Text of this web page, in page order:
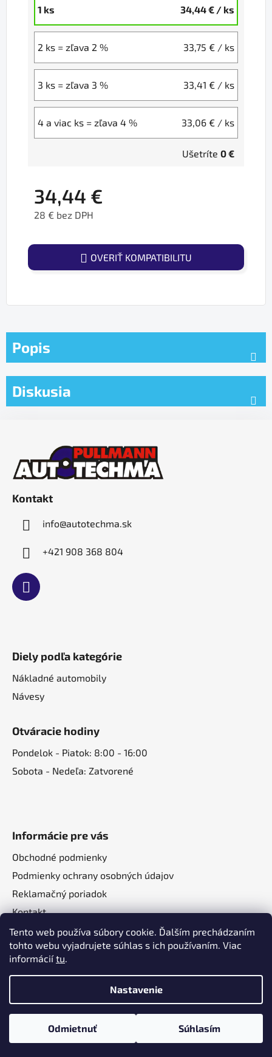
Tento web používa súbory cookie. Ďalším prechádzaním
tohto webu vyjadrujete súhlas s ich používaním. Viac
informáciítu.
Nastavenie
Odmietnuť Súhlasím
1 ks 34,44 € / ks
2 ks = zľava 2 % 33,75 € / ks
3 ks = zľava 3 % 33,41 € / ks
4 a viac ks = zľava 4 % 33,06 € / ks
Ušetríte 0 €
34,44 €
28 € bez DPH
OVERIŤ KOMPATIBILITU
Popis
Diskusia
Kontakt
info@autotechma.sk
+421 908 368 804
Diely podľa kategórie
Nákladné automobily
Návesy
Otváracie hodiny
Pondelok - Piatok: 8:00 - 16:00
Sobota - Nedeľa: Zatvorené
Informácie pre vás
Obchodné podmienky
Podmienky ochrany osobných údajov
Reklamačný poriadok
Kontakt
O nás
Vytvoril Shoptet a
Adatelier
Copyright 2026
. Všetky práva
vyhradené.